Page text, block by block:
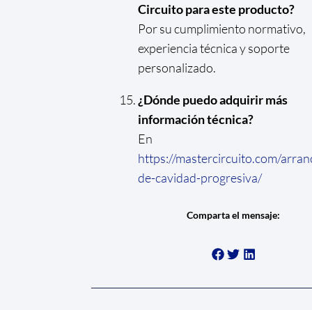
Circuito para este producto?
Por su cumplimiento normativo,
experiencia técnica y soporte
personalizado.
¿Dónde puedo adquirir más
información técnica?
En
https://mastercircuito.com/
de-cavidad-progresiva/
Comparta el mensaje: